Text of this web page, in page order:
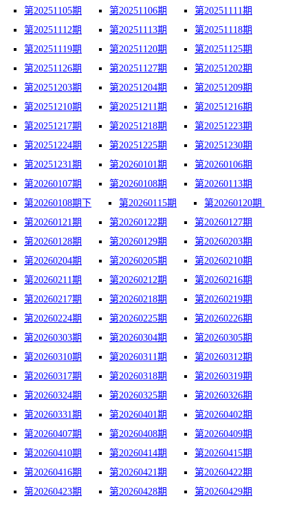
第20251105期
第20251106期
第20251111期
第20251112期
第20251113期
第20251118期
第20251119期
第20251120期
第20251125期
第20251126期
第20251127期
第20251202期
第20251203期
第20251204期
第20251209期
第20251210期
第20251211期
第20251216期
第20251217期
第20251218期
第20251223期
第20251224期
第20251225期
第20251230期
第20251231期
第20260101期
第20260106期
第20260107期
第20260108期
第20260113期
第20260108期下
第20260115期
第20260120期 ​
第20260121期
第20260122期
第20260127期
第20260128期
第20260129期
第20260203期
第20260204期
第20260205期
第20260210期
第20260211期
第20260212期
第20260216期
第20260217期
第20260218期
第20260219期
第20260224期
第20260225期
第20260226期
第20260303期
第20260304期
第20260305期
第20260310期
第20260311期
第20260312期
第20260317期
第20260318期
第20260319期
第20260324期
第20260325期
第20260326期
第20260331期
第20260401期
第20260402期
第20260407期
第20260408期
第20260409期
第20260410期
第20260414期
第20260415期
第20260416期
第20260421期
第20260422期
第20260423期
第20260428期
第20260429期